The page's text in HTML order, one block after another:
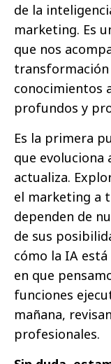
de la
marketing. Es
que nos
conocimientos
profundos y
Es la primera
que evoluciona
actualiza.
el marketing a
dependen de
de sus
cómo la IA
en que
funciones
mañana,
profesionales.